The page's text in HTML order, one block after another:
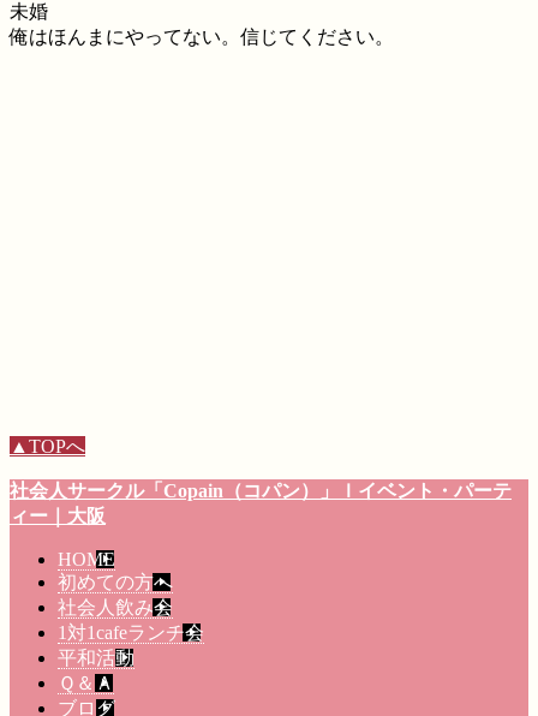
未婚
俺はほんまにやってない。信じてください。
▲TOPへ
社会人サークル「Copain（コパン）」
ｌイベント・パーテ
ィー ｜大阪
HOME
初めての方へ
社会人飲み会
1対1cafeランチ会
平和活動
Ｑ＆Ａ
ブログ